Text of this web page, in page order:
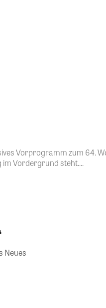
Vorprogramm zum 64.
im Vordergrund steht....
Neues